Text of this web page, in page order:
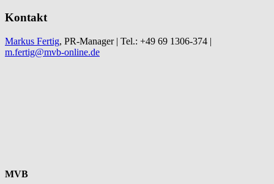
Kontakt
Markus Fertig, PR-Manager | Tel.: +49 69 1306-374 |
m.fertig@mvb-online.de
MVB